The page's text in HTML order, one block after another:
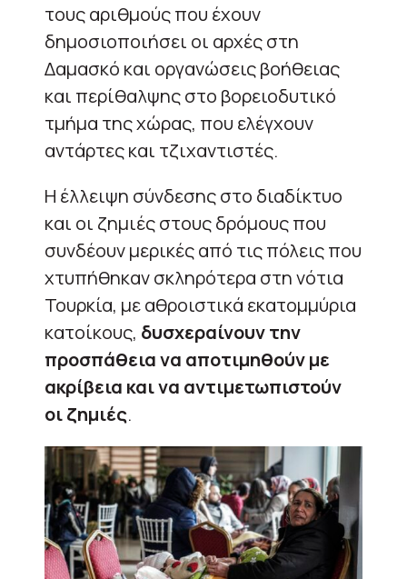
τους αριθμούς που έχουν
δημοσιοποιήσει οι αρχές στη
Δαμασκό και οργανώσεις βοήθειας
και περίθαλψης στο βορειοδυτικό
τμήμα της χώρας, που ελέγχουν
αντάρτες και τζιχαντιστές.
Η έλλειψη σύνδεσης στο διαδίκτυο
και οι ζημιές στους δρόμους που
συνδέουν μερικές από τις πόλεις που
χτυπήθηκαν σκληρότερα στη νότια
Τουρκία, με αθροιστικά εκατομμύρια
κατοίκους, δυσχεραίνουν την
προσπάθεια να αποτιμηθούν με
ακρίβεια και να αντιμετωπιστούν
οι ζημιές.